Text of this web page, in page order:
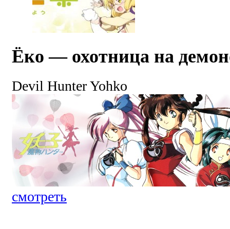
Ёко — охотница на
Devil Hunter Yohko
смотреть